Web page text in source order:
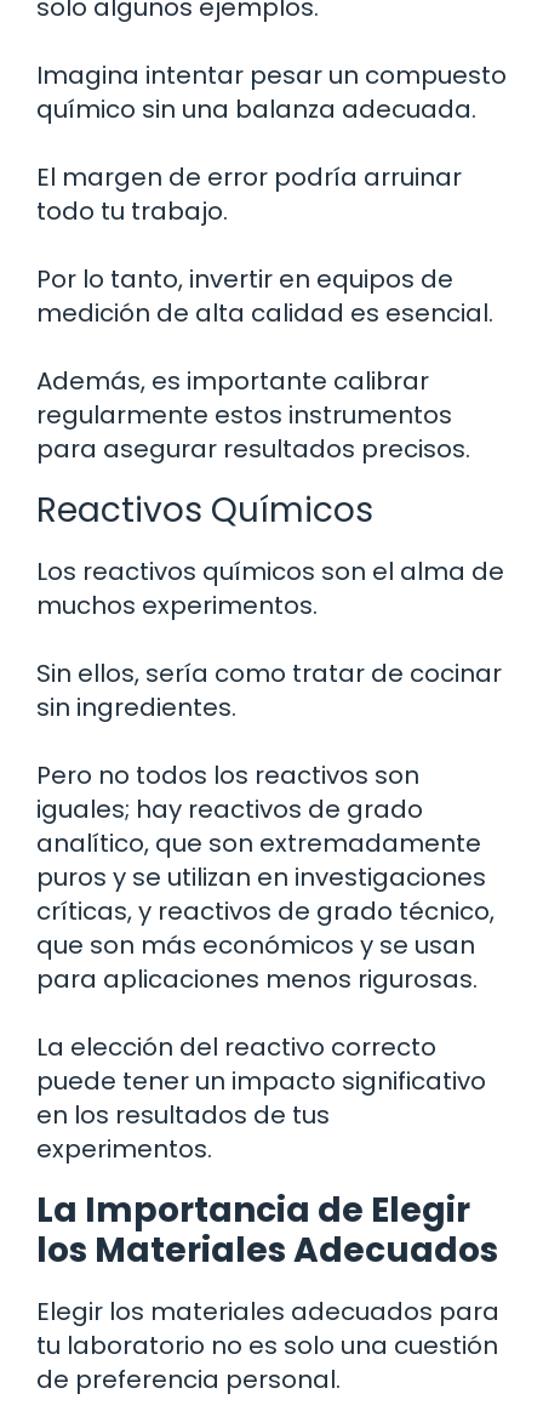
Imagina intentar pesar un compuesto
químico sin una balanza adecuada.
El margen de error podría arruinar
todo tu trabajo.
Por lo tanto, invertir en equipos de
medición de alta calidad es esencial.
Además, es importante calibrar
regularmente estos instrumentos
para asegurar resultados precisos.
Reactivos Químicos
Los reactivos químicos son el alma de
muchos experimentos.
Sin ellos, sería como tratar de cocinar
sin ingredientes.
Pero no todos los reactivos son
iguales; hay reactivos de grado
analítico, que son extremadamente
puros y se utilizan en investigaciones
críticas, y reactivos de grado técnico,
que son más económicos y se usan
para aplicaciones menos rigurosas.
La elección del reactivo correcto
puede tener un impacto significativo
en los resultados de tus
experimentos.
La Importancia de Elegir
los Materiales Adecuados
Elegir los materiales adecuados para
tu laboratorio no es solo una cuestión
de preferencia personal.